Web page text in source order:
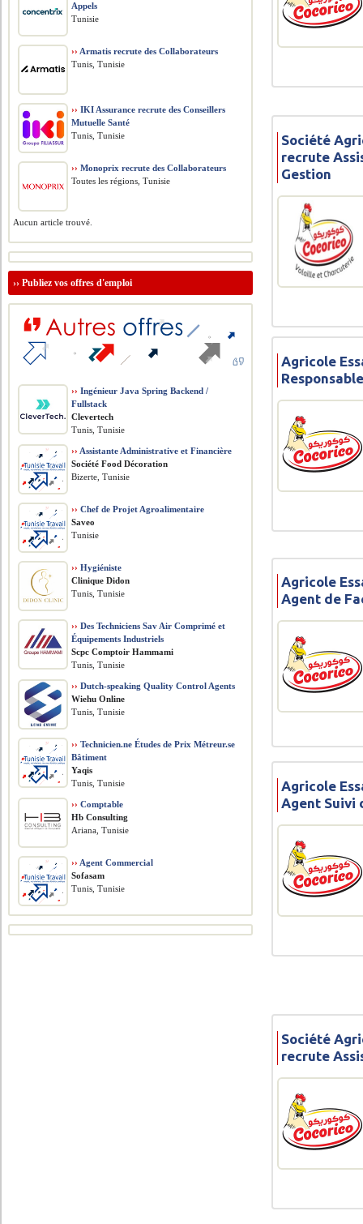
Société
recrute
Gestion
Agricole
Agricole
Agent de
Agricole
Agent Suivi
Société
recrute
Appels
Tunisie
›› Armatis recrute des Collaborateurs
Tunis, Tunisie
›› IKI Assurance recrute des Conseillers
Mutuelle Santé
Tunis, Tunisie
›› Monoprix recrute des Collaborateurs
Toutes les régions, Tunisie
Aucun article trouvé.
››Publiez vos offres d'emploi
›› Ingénieur Java Spring Backend /
Fullstack
Clevertech
Tunis, Tunisie
›› Assistante Administrative et Financière
Société Food Décoration
Bizerte, Tunisie
›› Chef de Projet Agroalimentaire
Saveo
Tunisie
›› Hygiéniste
Clinique Didon
Tunis, Tunisie
›› Des Techniciens Sav Air Comprimé et
Équipements Industriels
Scpc Comptoir Hammami
Tunis, Tunisie
›› Dutch-speaking Quality Control Agents
Wiehu Online
Tunis, Tunisie
›› Technicien.ne Études de Prix Métreur.se
Bâtiment
Yaqis
Tunis, Tunisie
›› Comptable
Hb Consulting
Ariana, Tunisie
›› Agent Commercial
Sofasam
Tunis, Tunisie